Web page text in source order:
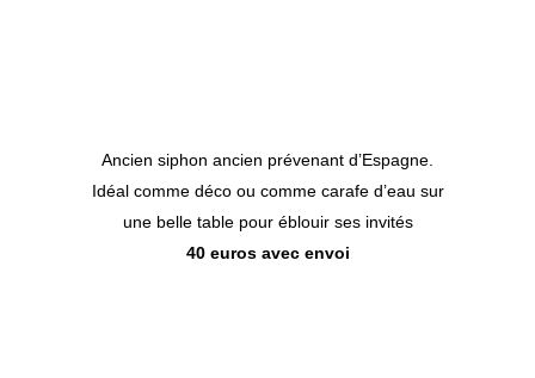
Ancien siphon ancien prévenant d’Espagne.
Idéal comme déco ou comme carafe d’eau sur
une belle table pour éblouir ses invités
40 euros avec envoi